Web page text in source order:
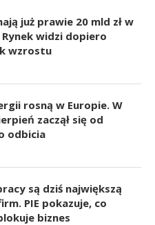
już prawie 20 mld zł w
Rynek widzi dopiero
wzrostu
rosną w Europie. W
zaczął się od
odbicia
są dziś największą
PIE pokazuje, co
biznes